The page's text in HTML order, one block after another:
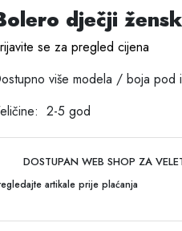
dječji
se za pregled cijena
više modela / boja pod
2-5 god
DOSTUPAN WEB SHOP ZA
artikale prije plaćanja